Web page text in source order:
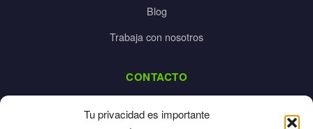
Tu privacidad es importante
Blog
Trabaja con nosotros
CONTACTO
925 532 213